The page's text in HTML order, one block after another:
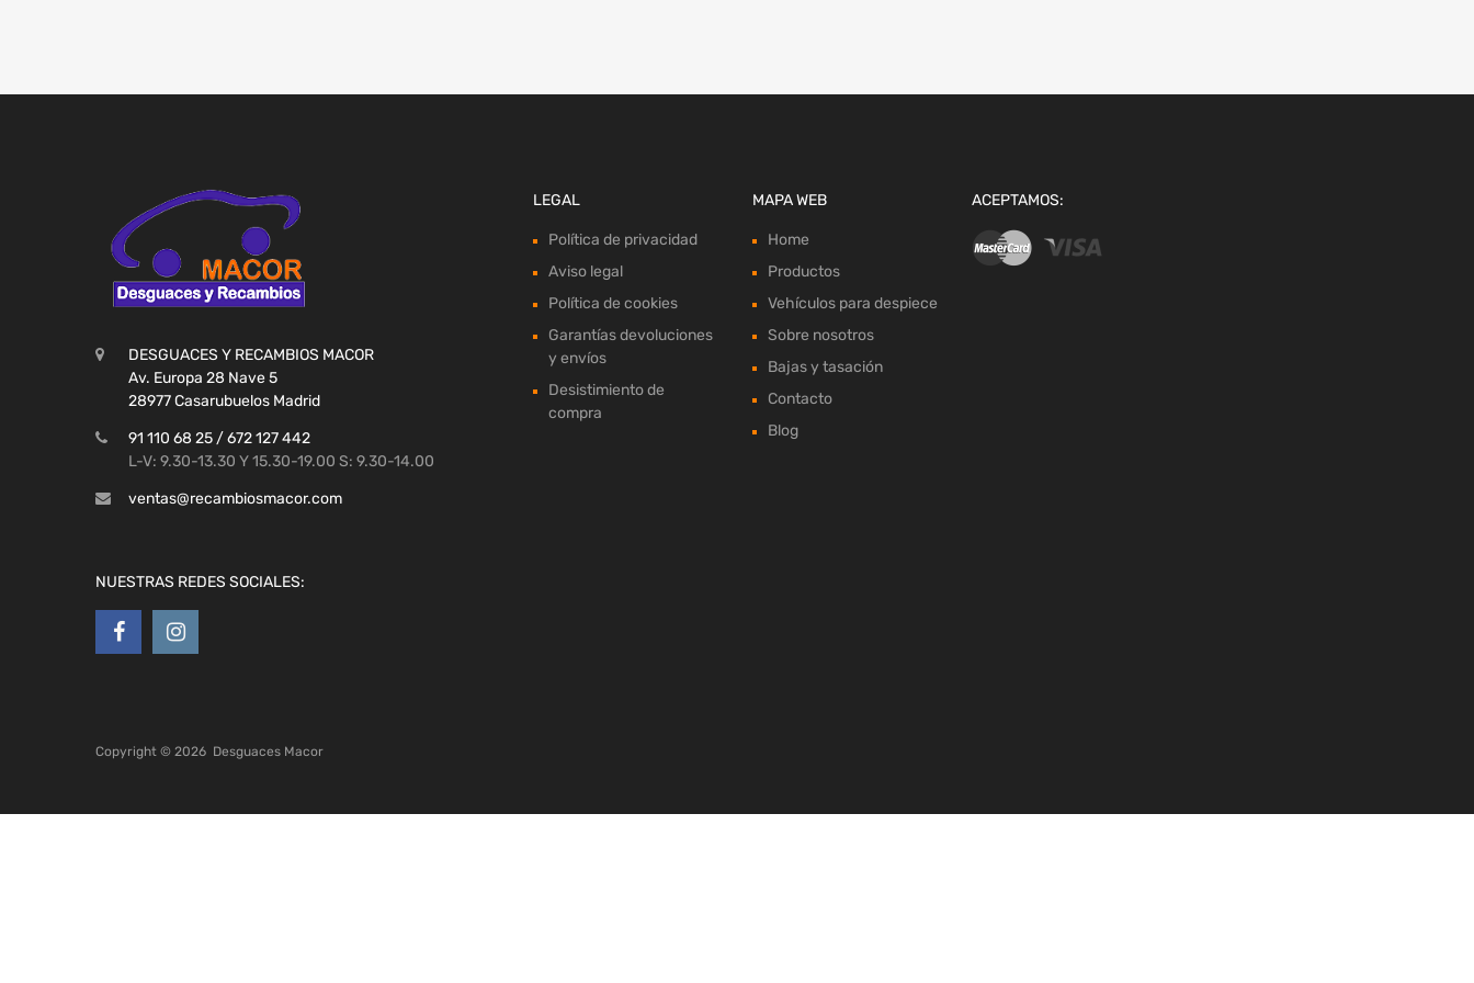
DESGUACES Y RECAMBIOS MACOR
Av. Europa 28 Nave 5
28977 Casarubuelos Madrid
91 110 68 25 / 672 127 442
L-V: 9.30-13.30 Y 15.30-19.00 S: 9.30-14.00
ventas@recambiosmacor.com
NUESTRAS REDES SOCIALES:
LEGAL
Política de privacidad
Aviso legal
Política de cookies
Garantías devoluciones
y envíos
Desistimiento de
compra
MAPA WEB
Home
Productos
Vehículos para despiece
Sobre nosotros
Bajas y tasación
Contacto
Blog
ACEPTAMOS:
Copyright © 2026 Desguaces Macor